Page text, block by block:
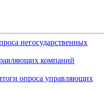
негосударственных
компаний
опроса управляющих